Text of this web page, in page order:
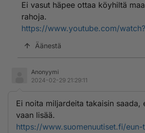
Ei vasut häpee ottaa köyhiltä
rahoja.
https://www.youtube.com/
Äänestä
Anonyymi
2024-02-29 21:29:11
Ei noita miljardeita takaisin saada,
vaan lisää.
https://www.suomenuutiset.fi/